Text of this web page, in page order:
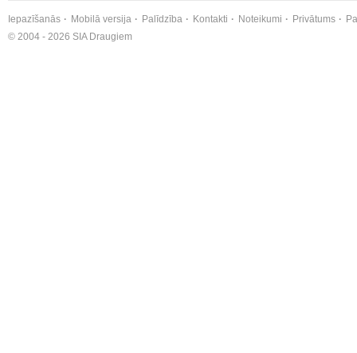
Iepazīšanās Mobilā versija Palīdzība Kontakti Noteikumi Privātums
© 2004 - 2026 SIA Draugiem